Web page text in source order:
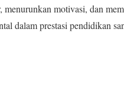
motivasi, dan
dalam prestasi pendidikan